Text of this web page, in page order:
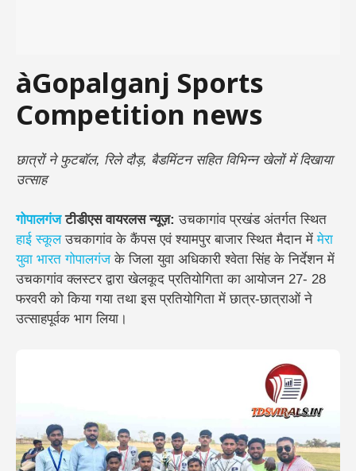
àGopalganj Sports
Competition news
छात्रों ने फुटबॉल, रिले दौड़, बैडमिंटन सहित विभिन्न खेलों में दिखाया
उत्साह
गोपालगंजटीडीएस वायरलस न्यूज़: उचकागांव प्रखंड अंतर्गत स्थित
हाई स्कूलउचकागांव के कैंपस एवं श्यामपुर बाजार स्थित मैदान मेंमेरा
युवा भारत गोपालगंजके जिला युवा अधिकारी श्वेता सिंह के निर्देशन में
उचकागांव क्लस्टर द्वारा खेलकूद प्रतियोगिता का आयोजन 27- 28
फरवरी को किया गया तथा इस प्रतियोगिता में छात्र-छात्राओं ने
उत्साहपूर्वक भाग लिया।